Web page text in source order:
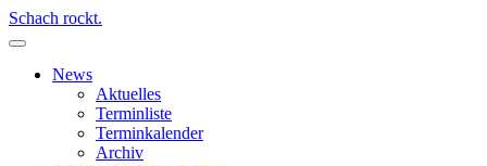
Schach rockt.
News
Aktuelles
Terminliste
Terminkalender
Archiv